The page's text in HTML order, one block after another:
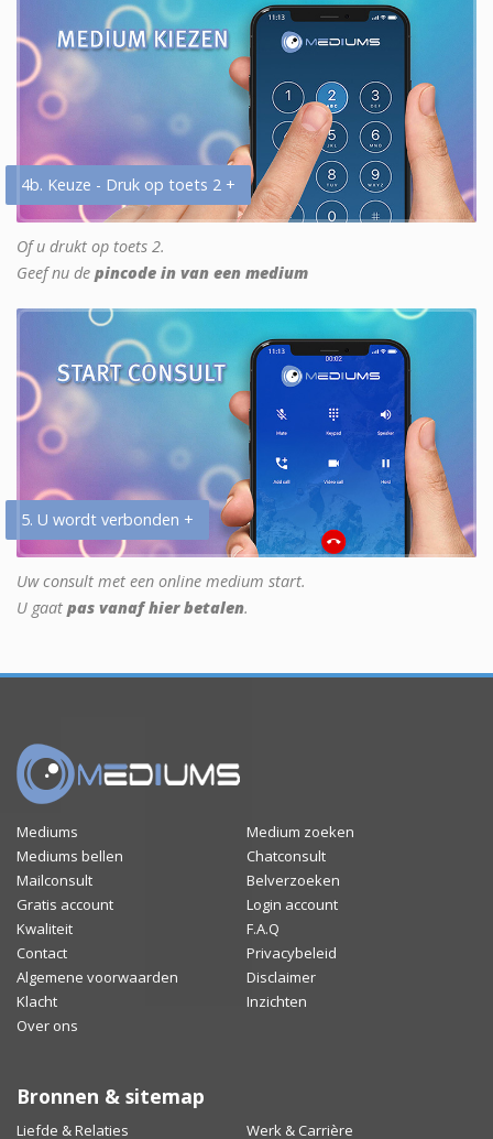
4b. Keuze - Druk op toets 2 +
Of u drukt op toets 2.
Geef nu de pincode in van een medium
5. U wordt verbonden +
Uw consult met een online medium start.
U gaat pas vanaf hier betalen.
Mediums
Medium zoeken
Mediums bellen
Chatconsult
Mailconsult
Belverzoeken
Gratis account
Login account
Kwaliteit
F.A.Q
Contact
Privacybeleid
Algemene voorwaarden
Disclaimer
Klacht
Inzichten
Over ons
Bronnen & sitemap
Liefde & Relaties Werk & Carrière